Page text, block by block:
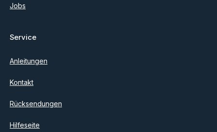
Jobs
Service
Anleitungen
Kontakt
Rücksendungen
Hilfeseite